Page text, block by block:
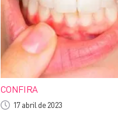
CONFIRA
17 abril de 2023